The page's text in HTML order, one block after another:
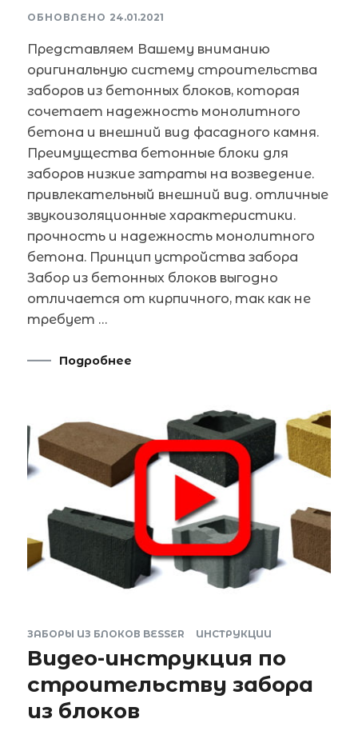
ОБНОВЛЕНО 24.01.2021
Представляем Вашему вниманию
оригинальную систему строительства
заборов из бетонных блоков, которая
сочетает надежность монолитного
бетона и внешний вид фасадного камня.
Преимущества бетонные блоки для
заборов низкие затраты на возведение.
привлекательный внешний вид. отличные
звукоизоляционные характеристики.
прочность и надежность монолитного
бетона. Принцип устройства забора
Забор из бетонных блоков выгодно
отличается от кирпичного, так как не
требует …
Подробнее
ЗАБОРЫ ИЗ БЛОКОВ BESSER ИНСТРУКЦИИ
Видео-инструкция по
строительству забора
из блоков